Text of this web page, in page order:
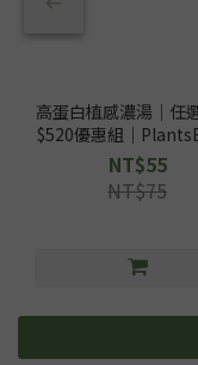
高蛋白植感濃湯｜任
$520優惠組｜
白
NT$55
NT$75